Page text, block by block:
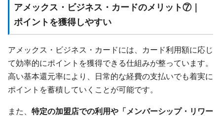
アメックス・ビジネス・カードのメリット⑦｜
ポイントを獲得しやすい
アメックス・ビジネス・カードには、カード利用額に応じ
て効率的にポイントを獲得できる仕組みが整っています。
高い基本還元率により、日常的な経費の支払いでも着実に
ポイントを蓄積していくことが可能です。
また、 特定の加盟店での利用や「メンバーシップ・リワー